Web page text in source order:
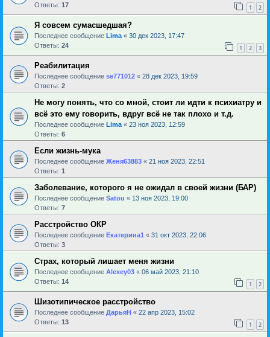
Ответы: 17 1 2
Я совсем сумасшедшая?
Последнее сообщение Lima « 30 дек 2023, 17:47
Ответы: 24 1 2 3
Реабилитация
Последнее сообщение se771012 « 28 дек 2023, 19:59
Ответы: 2
Не могу понять, что со мной, стоит ли идти к психиатру и
всё это ему говорить, вдруг всё не так плохо и т.д.
Последнее сообщение Lima « 23 ноя 2023, 12:59
Ответы: 6
Если жизнь-мука
Последнее сообщение Женя63883 « 21 ноя 2023, 22:51
Ответы: 1
Заболевание, которого я не ожидал в своей жизни (БАР)
Последнее сообщение Satou « 13 ноя 2023, 19:00
Ответы: 7
Расстройство ОКР
Последнее сообщение Екатерина1 « 31 окт 2023, 22:06
Ответы: 3
Страх, который лишает меня жизни
Последнее сообщение Alexey03 « 06 май 2023, 21:10
Ответы: 14 1 2
Шизотипическое расстройство
Последнее сообщение ДарьяН « 22 апр 2023, 15:02
Ответы: 13 1 2